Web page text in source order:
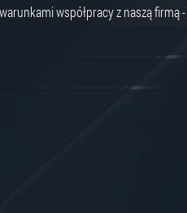
współpracy z naszą firmą -